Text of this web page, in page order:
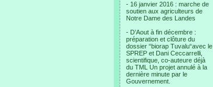
- 16 janvier 2016 : marche de
soutien aux agriculteurs de
Notre Dame des Landes
- D’Aout à fin décembre :
préparation et clôture du
dossier “biorap Tuvalu“avec le
SPREP et Dani Ceccarrelli,
scientifique, co-auteure déjà
du TML Un projet annulé à la
dernière minute par le
Gouvernement.